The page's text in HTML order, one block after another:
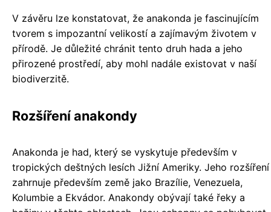
V závěru lze konstatovat, že anakonda je fascinujícím
tvorem s impozantní velikostí a zajímavým životem v
přírodě. Je důležité chránit tento druh hada a jeho
přirozené prostředí, aby mohl nadále existovat v naší
biodiverzitě.
Rozšíření anakondy
Anakonda je had, který se vyskytuje především v
tropických deštných lesích Jižní Ameriky. Jeho rozšíření
zahrnuje především země jako Brazílie, Venezuela,
Kolumbie a Ekvádor. Anakondy obývají také řeky a